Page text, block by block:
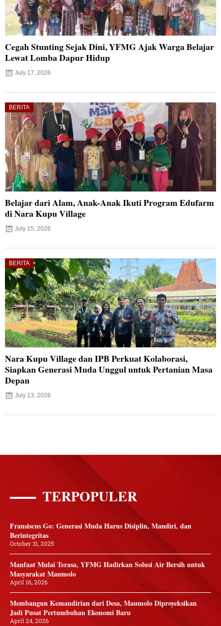
Cegah Stunting Sejak Dini, YFMG Ajak Warga Belajar
Lewat Lomba Dapur Hidup
July 17, 2026
BERITA
Belajar dari Alam, Anak-Anak Ikuti Program Edufarm
di Nara Kupu Village
July 15, 2026
BERITA
Nara Kupu Village dan IPB Perkuat Kolaborasi,
Siapkan Generasi Muda Unggul untuk Pertanian Masa
Depan
July 13, 2026
TERPOPULER
Fransiscus Go: Generasi Muda Harus Disiplin, Mandiri, dan
Berintegritas
October 31, 2025
Manfaat Mulai Terasa, YFMG Hadirkan Solusi Air Bersih untuk
Masyarakat Maumolo
April 16, 2026
Membangun Kemandirian dari Desa, Maumolo Diproyeksikan
Jadi Pusat Pertumbuhan Ekonomi Baru
April 24, 2026